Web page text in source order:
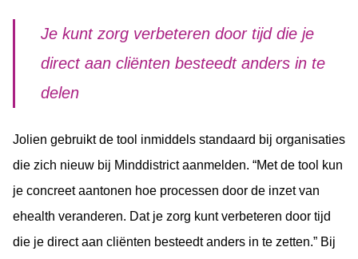
Je kunt zorg verbeteren door tijd die je
direct aan cliënten besteedt anders in te
delen
Jolien gebruikt de tool inmiddels standaard bij organisaties
die zich nieuw bij Minddistrict aanmelden. “Met de tool kun
je concreet aantonen hoe processen door de inzet van
ehealth veranderen. Dat je zorg kunt verbeteren door tijd
die je direct aan cliënten besteedt anders in te zetten.” Bij